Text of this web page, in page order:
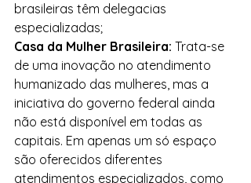
brasileiras têm delegacias
especializadas;
Casa da Mulher Brasileira: Trata-se
de uma inovação no atendimento
humanizado das mulheres, mas a
iniciativa do governo federal ainda
não está disponível em todas as
capitais. Em apenas um só espaço
são oferecidos diferentes
atendimentos especializados, como